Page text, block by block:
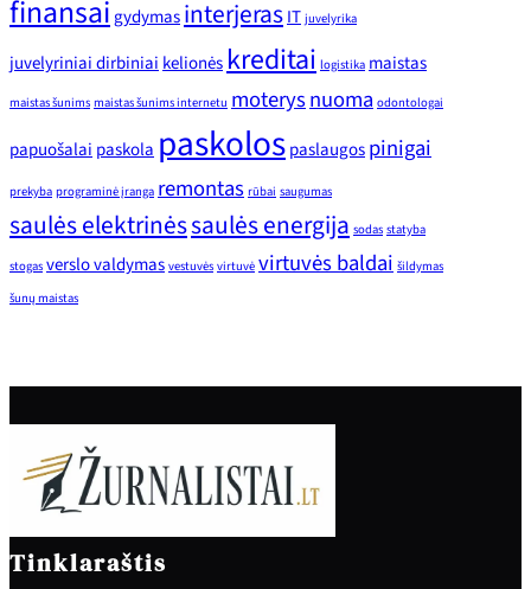
finansai gydymasinterjerasIT juvelyrika
juvelyriniai dirbiniai kelionėskreditai logistika maistas
maistas šunims maistas šunims internetu moterysnuoma odontologai
papuošalai paskola paskolospaslaugospinigai
prekyba programinė įranga remontas rūbai saugumas
saulės elektrinėssaulės energija sodas statyba
stogas verslo valdymas vestuvės virtuvė virtuvės baldai šildymas
šunų maistas
Tinklaraštis